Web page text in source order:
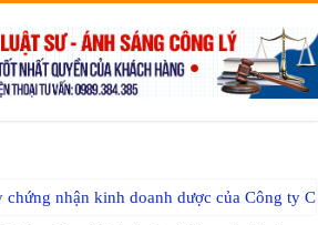
chứng nhận kinh doanh dược của Công ty